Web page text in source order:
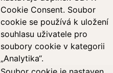
Cookie Consent. Soubor
cookie se používá k uložení
souhlasu uživatele pro
soubory cookie v kategorii
„Analytika“.